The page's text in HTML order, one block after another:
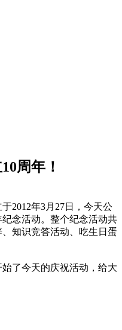
周年！
2012年3月27日，今天公
念活动。整个纪念活动共
知识竞答活动、吃生日蛋
了今天的庆祝活动，给大